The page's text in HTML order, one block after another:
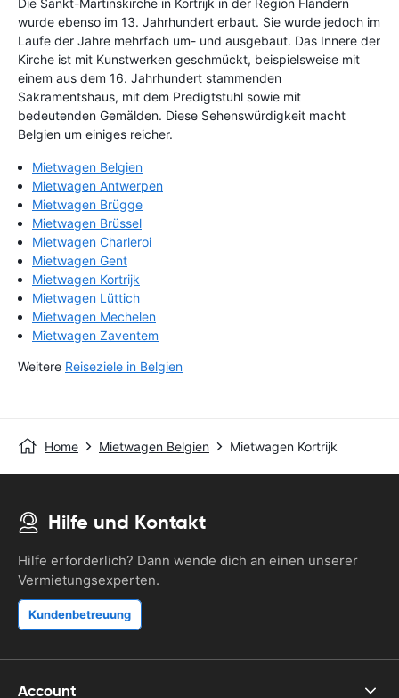
Die Sankt-Martinskirche in Kortrijk in der Region Flandern
wurde ebenso im 13. Jahrhundert erbaut. Sie wurde jedoch im
Laufe der Jahre mehrfach um- und ausgebaut. Das Innere der
Kirche ist mit Kunstwerken geschmückt, beispielsweise mit
einem aus dem 16. Jahrhundert stammenden
Sakramentshaus, mit dem Predigtstuhl sowie mit
bedeutenden Gemälden. Diese Sehenswürdigkeit macht
Belgien um einiges reicher.
Mietwagen Belgien
Mietwagen Antwerpen
Mietwagen Brügge
Mietwagen Brüssel
Mietwagen Charleroi
Mietwagen Gent
Mietwagen Kortrijk
Mietwagen Lüttich
Mietwagen Mechelen
Mietwagen Zaventem
Weitere Reiseziele in Belgien
Home Mietwagen Belgien Mietwagen Kortrijk
Hilfe und Kontakt
Hilfe erforderlich? Dann wende dich an einen unserer
Vermietungsexperten.
Kundenbetreuung
Account